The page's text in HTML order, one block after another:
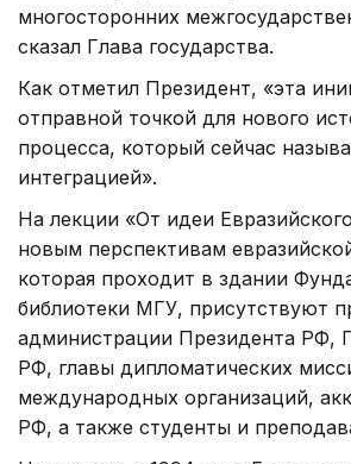
многосторонних
сказал Глава государства.
Как отметил Президент, «эта
отправной точкой для нового
процесса, который сейчас
интеграцией».
На лекции «От идеи
новым перспективам
которая проходит в здании
библиотеки МГУ, присутствуют
администрации Президента РФ,
РФ, главы дипломатических
международных организаций,
РФ, а также студенты и